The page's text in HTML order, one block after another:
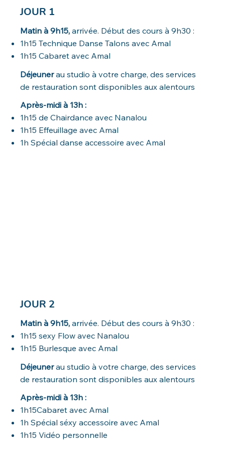
JOUR 1
Matin à 9h15,arrivée. Début des cours à 9h30 :
1h15 Technique Danse Talons avec Amal
1h15 Cabaret avec Amal
Déjeunerau studio à votre charge, des services
de restauration sont disponibles aux alentours
Après-midi à 13h :
1h15 de Chairdance avec Nanalou
1h15 Effeuillage avec Amal
1h Spécial danse accessoire avec Amal
JOUR 2
Matin à 9h15,arrivée. Début des cours à 9h30 :
1h15 sexy Flow avec Nanalou
1h15 Burlesque avec Amal
Déjeunerau studio à votre charge, des services
de restauration sont disponibles aux alentours
Après-midi à 13h :
1h15Cabaret avec Amal
1h Spécial séxy accessoire avec Amal
1h15 Vidéo personnelle